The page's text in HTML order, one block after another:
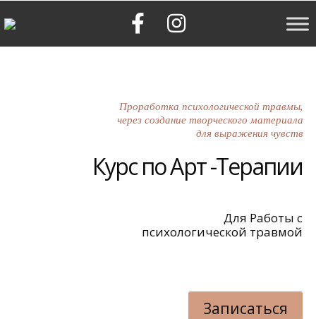
Проработка психологической травмы,
через создание творческого материала
для выражения чувств
Курс по Арт -Терапии
Для Работы с
психологической травмой
Записаться